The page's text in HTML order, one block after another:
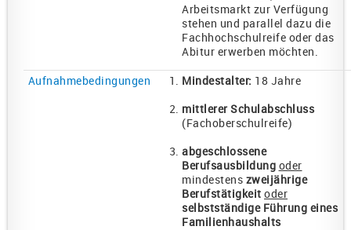
Arbeitsmarkt zur Verfügung
stehen und parallel dazu die
Fachhochschulreife oder das
Abitur erwerben möchten.
Aufnahmebedingungen
Mindestalter: 18 Jahre
mittlerer Schulabschluss
(Fachoberschulreife)
abgeschlossene
Berufsausbildung oder
mindestens zweijährige
Berufstätigkeit oder
selbstständige Führung eines
Familienhaushalts